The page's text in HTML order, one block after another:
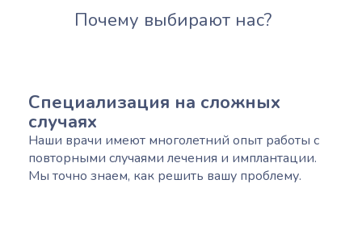
Почему выбирают нас?
Специализация на сложных
случаях
Наши врачи имеют многолетний опыт работы с
повторными случаями лечения и имплантации.
Мы точно знаем, как решить вашу проблему.